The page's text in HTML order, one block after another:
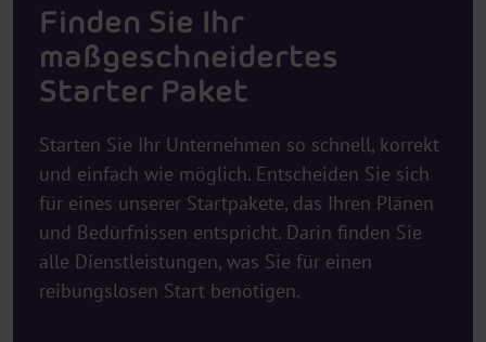
Finden Sie Ihr
maßgeschneidertes
Starter Paket
Starten Sie Ihr Unternehmen so schnell, korrekt
und einfach wie möglich. Entscheiden Sie sich
für eines unserer Startpakete, das Ihren Plänen
und Bedürfnissen entspricht. Darin finden Sie
alle Dienstleistungen, was Sie für einen
reibungslosen Start benötigen.